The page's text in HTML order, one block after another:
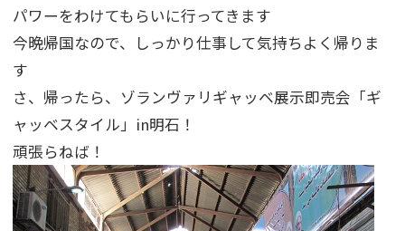
パワーをわけてもらいに行ってきます
今晩帰国なので、しっかり仕事して気持ちよく帰りま
す
さ、帰ったら、ゾランヴァリギャッベ展示即売会「ギ
ャッベスタイル」in明石！
頑張らねば！